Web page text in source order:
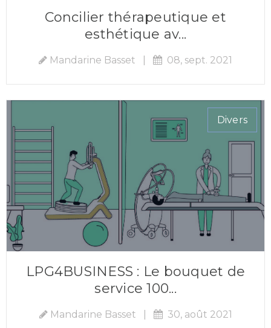
Concilier thérapeutique et
esthétique av...
Mandarine Basset 08, sept. 2021
Divers
LPG4BUSINESS : Le bouquet de
service 100...
Mandarine Basset 30, août 2021